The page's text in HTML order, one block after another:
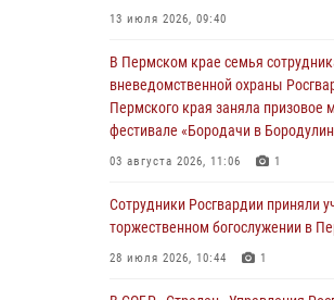
Росгвардеец спас тонущую
Пермском крае
30 июля 2026, 05:19
торжественном богослужении в
28 июля 2026, 10:44 1
13 июля 2026, 09:40
В Пермском крае семья
вневедомственной охраны
Пермского края заняла призовое
фестивале «Бородачи в
03 августа 2026, 11:06 1
Сотрудники Росгвардии приняли
торжественном богослужении в
28 июля 2026, 10:44 1